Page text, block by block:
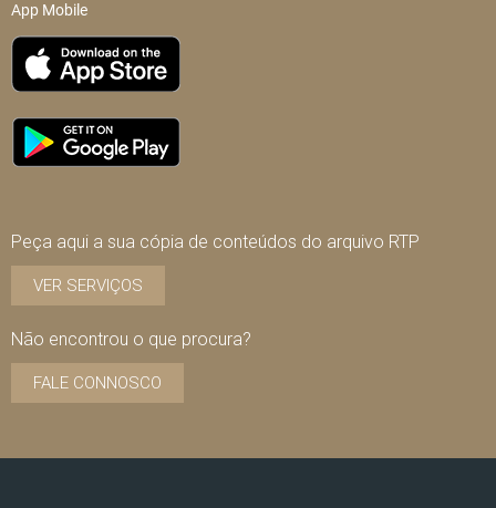
App Mobile
Peça aqui a sua cópia de conteúdos do arquivo RTP
VER SERVIÇOS
Não encontrou o que procura?
FALE CONNOSCO